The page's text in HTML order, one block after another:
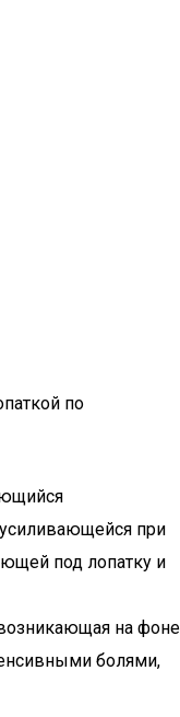
по
при
под лопатку и
на фоне
болями,